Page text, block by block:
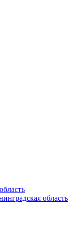
область